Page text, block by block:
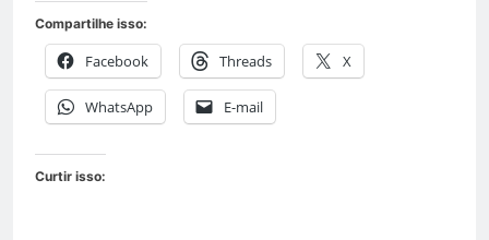
Compartilhe isso:
Facebook Threads X
WhatsApp E-mail
Curtir isso: